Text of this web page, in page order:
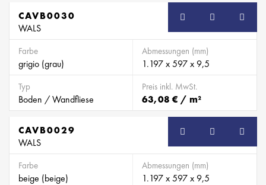
SB
CAVB0030
WALS
Farbe
grigio (grau)
Abmessungen (mm)
1.197 x 597 x 9,5
Typ
Boden / Wandfliese
Preis inkl. MwSt.
63,08 € / m²
SB
CAVB0029
WALS
Farbe
beige (beige)
Abmessungen (mm)
1.197 x 597 x 9,5